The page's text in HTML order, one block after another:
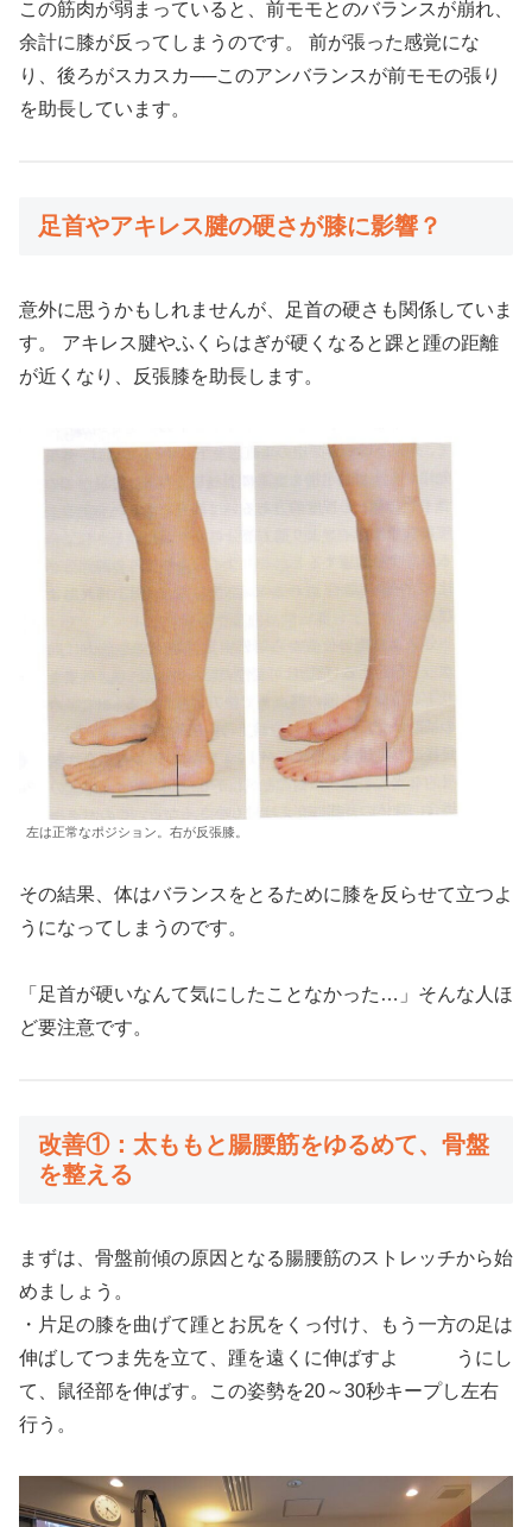
この筋肉が弱まっていると、前モモとのバランスが崩れ、
余計に膝が反ってしまうのです。 前が張った感覚にな
り、後ろがスカスカ──このアンバランスが前モモの張り
を助長しています。
足首やアキレス腱の硬さが膝に影響？
意外に思うかもしれませんが、足首の硬さも関係していま
す。 アキレス腱やふくらはぎが硬くなると踝と踵の距離
が近くなり、反張膝を助長します。
左は正常なポジション。右が反張膝。
その結果、体はバランスをとるために膝を反らせて立つよ
うになってしまうのです。
「足首が硬いなんて気にしたことなかった…」そんな人ほ
ど要注意です。
改善①：太ももと腸腰筋をゆるめて、骨盤
を整える
まずは、骨盤前傾の原因となる腸腰筋のストレッチから始
めましょう。
・片足の膝を曲げて踵とお尻をくっ付け、もう一方の足は
伸ばしてつま先を立て、踵を遠くに伸ばすよ うにし
て、鼠径部を伸ばす。この姿勢を20～30秒キープし左右
行う。